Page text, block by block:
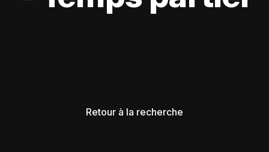
Retour à la recherche